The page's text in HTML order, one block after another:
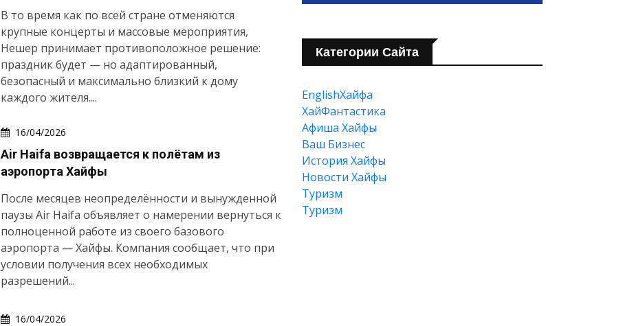
В то время как по всей стране отменяются
крупные концерты и массовые мероприятия,
Нешер принимает противоположное решение:
праздник будет — но адаптированный,
безопасный и максимально близкий к дому
каждого жителя....
16/04/2026
Air Haifa возвращается к полётам из
аэропорта Хайфы
После месяцев неопределённости и вынужденной
паузы Air Haifa объявляет о намерении вернуться к
полноценной работе из своего базового
аэропорта — Хайфы. Компания сообщает, что при
условии получения всех необходимых
разрешений...
16/04/2026
Категории Сайта
EnglishХайфа
XайФантастика
Афиша Хайфы
Ваш Бизнес
История Хайфы
Новости Хайфы
Туризм
Туризм